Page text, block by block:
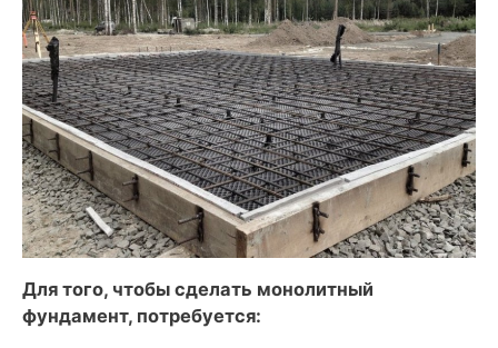
Для того, чтобы сделать монолитный
фундамент, потребуется: